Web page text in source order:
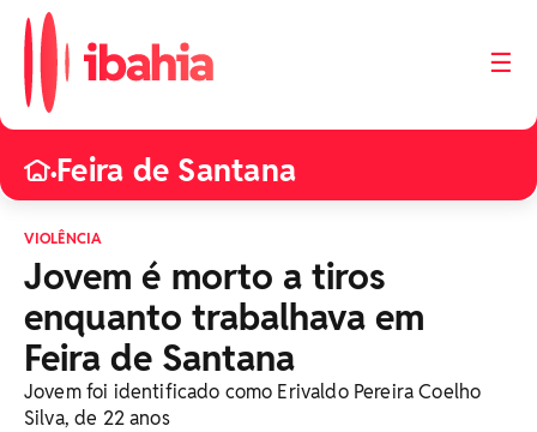
☰
•Feira de Santana
VIOLÊNCIA
Jovem é morto a tiros
enquanto trabalhava em
Feira de Santana
Jovem foi identificado como Erivaldo Pereira Coelho
Silva, de 22 anos